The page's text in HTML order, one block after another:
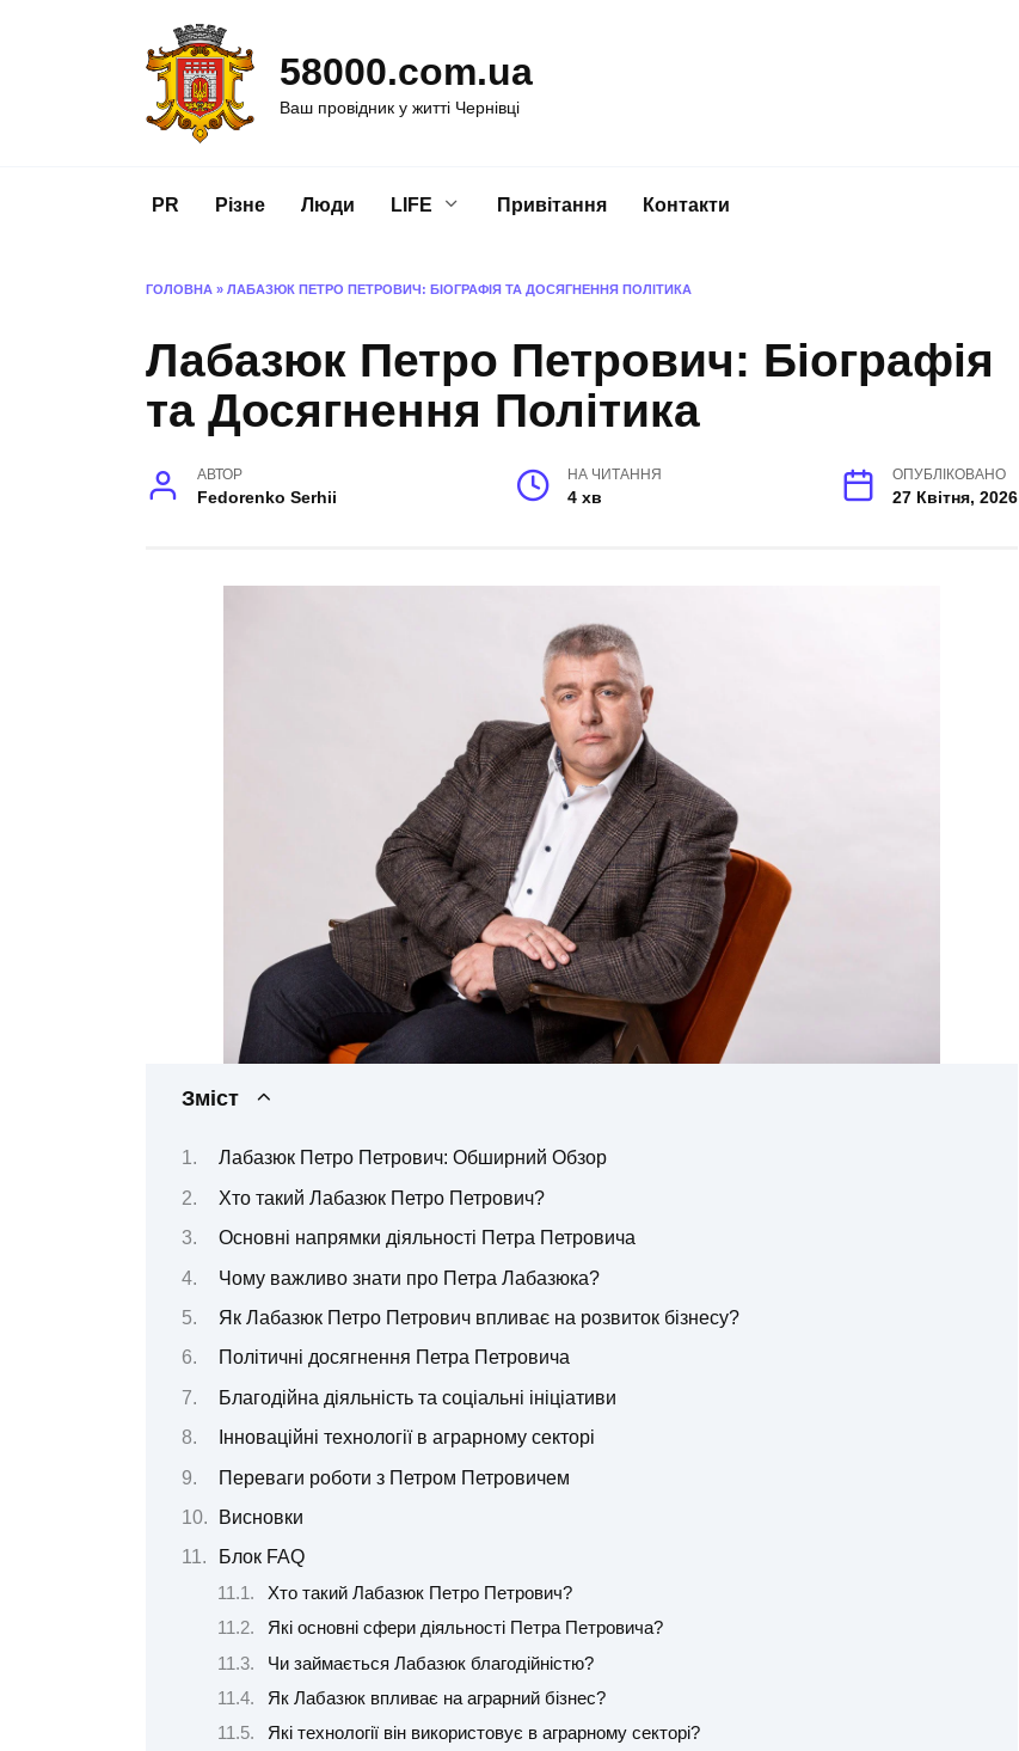
58000.com.ua
Ваш провідник у житті Чернівці
PR Різне Люди LIFE Привітання Контакти
ГОЛОВНА » ЛАБАЗЮК ПЕТРО ПЕТРОВИЧ: БІОГРАФІЯ ТА ДОСЯГНЕННЯ ПОЛІТИКА
Лабазюк Петро Петрович: Біографія
та Досягнення Політика
АВТОР
Fedorenko Serhii
НА ЧИТАННЯ
4 хв
ОПУБЛІКОВАНО
27 Квітня, 2026
Зміст
Лабазюк Петро Петрович: Обширний Обзор
Хто такий Лабазюк Петро Петрович?
Основні напрямки діяльності Петра Петровича
Чому важливо знати про Петра Лабазюка?
Як Лабазюк Петро Петрович впливає на розвиток бізнесу?
Політичні досягнення Петра Петровича
Благодійна діяльність та соціальні ініціативи
Інноваційні технології в аграрному секторі
Переваги роботи з Петром Петровичем
Висновки
Блок FAQ
Хто такий Лабазюк Петро Петрович?
Які основні сфери діяльності Петра Петровича?
Чи займається Лабазюк благодійністю?
Як Лабазюк впливає на аграрний бізнес?
Які технології він використовує в аграрному секторі?